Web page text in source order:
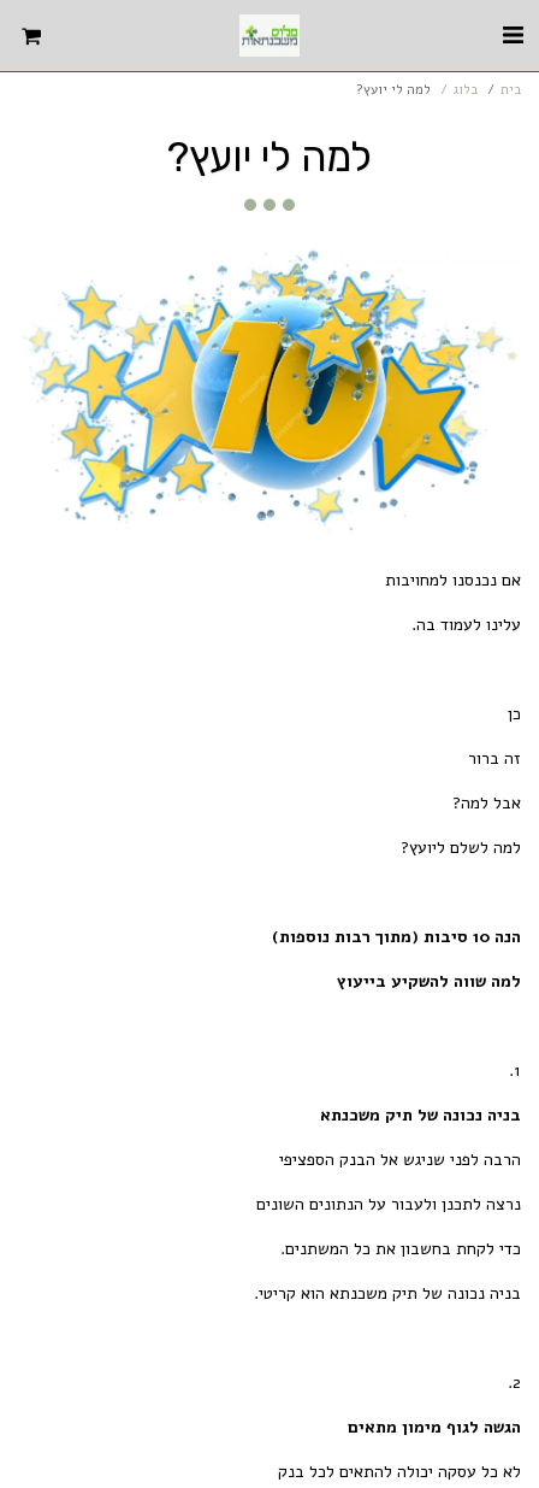
בית בלוג למה לי יועץ?
למה לי יועץ?
אם נכנסנו למחויבות
עלינו לעמוד בה.
כן
זה ברור
אבל למה?
למה לשלם ליועץ?
הנה 10 סיבות (מתוך רבות נוספות)
למה שווה להשקיע בייעוץ
1.
בניה נכונה של תיק משכנתא
הרבה לפני שניגש אל הבנק הספציפי
נרצה לתכנן ולעבור על הנתונים השונים
כדי לקחת בחשבון את כל המשתנים.
בניה נכונה של תיק משכנתא הוא קריטי.
2.
הגשה לגוף מימון מתאים
לא כל עסקה יכולה להתאים לכל בנק